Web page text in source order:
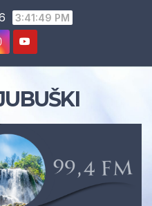
3:41:50 PM